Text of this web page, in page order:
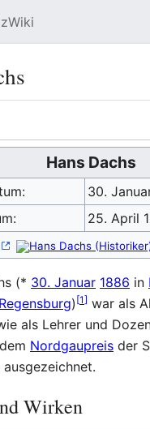
Hans Dachs
30.
25. April
Hans Dachs
(* 30. Januar 1886 in
Regensburg) [1] war als
als Lehrer und
Nordgaupreis der
Wirken